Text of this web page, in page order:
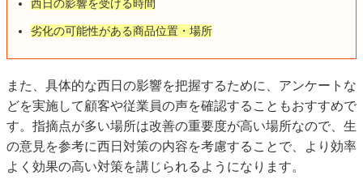
西日の影響を受ける時間
劣化の可能性がある商品位置・場所
また、具体的な西日の影響を把握するために、アンケートな
どを実施して顧客や従業員の声を確認することもおすすめで
す。指摘点が多い場所は改善の重要度が高い場所なので、生
の意見を参考に西日対策の内容を考慮することで、より効率
よく効果の高い対策を講じられるようになります。